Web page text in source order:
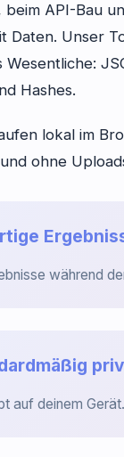
beim API-Bau
Daten. Unser
Wesentliche:
Hashes.
lokal im
ohne
während
auf deinem Gerät.